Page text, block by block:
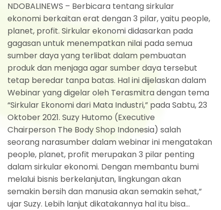
NDOBALINEWS – Berbicara tentang sirkular
ekonomi berkaitan erat dengan 3 pilar, yaitu people,
planet, profit. Sirkular ekonomi didasarkan pada
gagasan untuk menempatkan nilai pada semua
sumber daya yang terlibat dalam pembuatan
produk dan menjaga agar sumber daya tersebut
tetap beredar tanpa batas. Hal ini dijelaskan dalam
Webinar yang digelar oleh Terasmitra dengan tema
“Sirkular Ekonomi dari Mata Industri,” pada Sabtu, 23
Oktober 2021. Suzy Hutomo (Executive
Chairperson The Body Shop Indonesia) salah
seorang narasumber dalam webinar ini mengatakan
people, planet, profit merupakan 3 pilar penting
dalam sirkular ekonomi. Dengan membantu bumi
melalui bisnis berkelanjutan, lingkungan akan
semakin bersih dan manusia akan semakin sehat,”
ujar Suzy. Lebih lanjut dikatakannya hal itu bisa...